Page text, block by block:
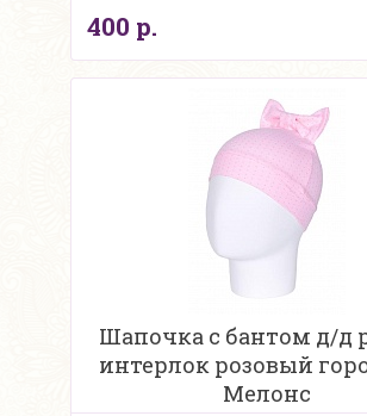
400 р.
Шапочка с бантом д/д
интерлок розовый
Мелонс